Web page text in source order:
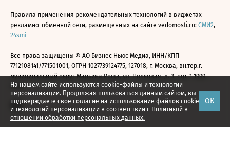
На нашем сайте используются cookie-файлы и технологии
персонализации. Продолжая пользоваться данным сайтом, вы
подтверждаете свое согласие на использование файлов cookie
и технологий персонализации в соответствии с Политикой в
отношении обработки персональных данных.
ОК
Правила применения рекомендательных технологий в виджетах
рекламно-обменной сети, размещенных на сайте vedomosti.ru: СМИ2,
24smi
Все права защищены © АО Бизнес Ньюс Медиа, ИНН/КПП
7712108141/771501001, ОГРН 1027739124775, 127018, г. Москва, вн.тер.г.
муниципальный округ Марьина Роща, ул. Полковая, д. 3, стр. 1 1999—
2026